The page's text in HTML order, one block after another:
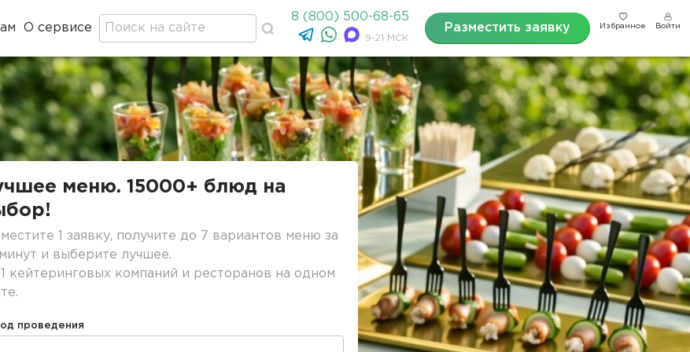
О сервисе
8 (800) 500-68-65
9-21 МСК
Разместить заявку Избранное Войти
меню. 15000+ блюд на
1 заявку, получите до 7 вариантов меню за
и выберите лучшее.
кейтеринговых компаний и ресторанов на одном
проведения